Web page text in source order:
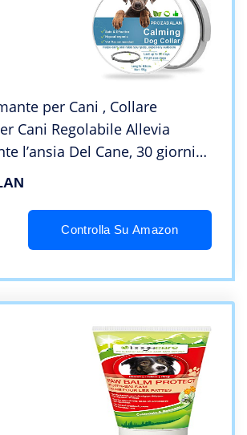
per Cani , Collare
Cani Regolabile Allevia
l’ansia Del Cane, 30 giorni
e Non Tossico Proteggi la
Controlla Su Amazon